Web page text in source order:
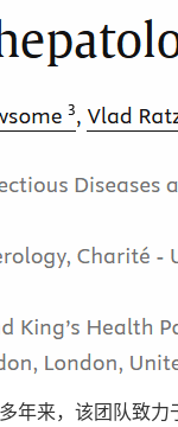
来，该团队致力